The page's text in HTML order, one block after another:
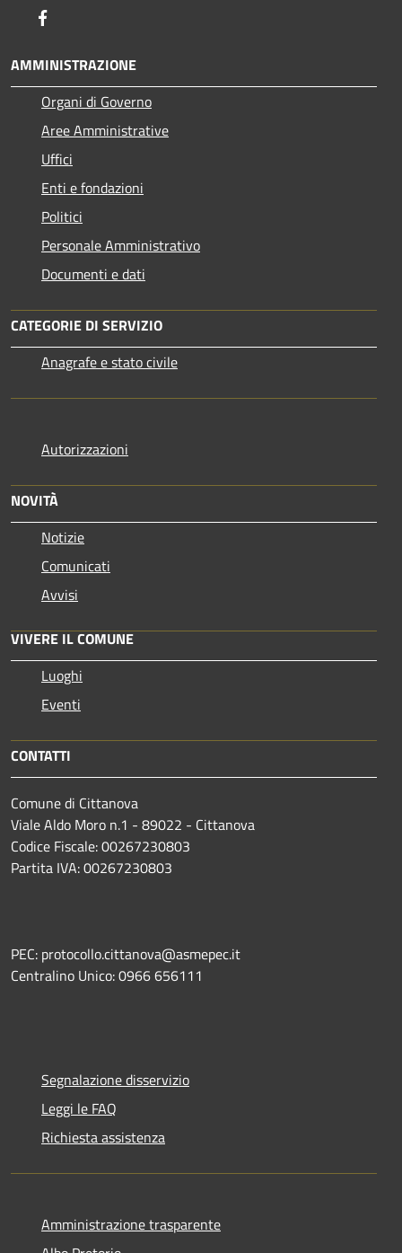
AMMINISTRAZIONE
Organi di Governo
Aree Amministrative
Uffici
Enti e fondazioni
Politici
Personale Amministrativo
Documenti e dati
CATEGORIE DI SERVIZIO
Anagrafe e stato civile
Autorizzazioni
NOVITÀ
Notizie
Comunicati
Avvisi
VIVERE IL COMUNE
Luoghi
Eventi
CONTATTI
Comune di Cittanova
Viale Aldo Moro n.1 - 89022 - Cittanova
Codice Fiscale: 00267230803
Partita IVA: 00267230803
PEC: protocollo.cittanova@asmepec.it
Centralino Unico: 0966 656111
Segnalazione disservizio
Leggi le FAQ
Richiesta assistenza
Amministrazione trasparente